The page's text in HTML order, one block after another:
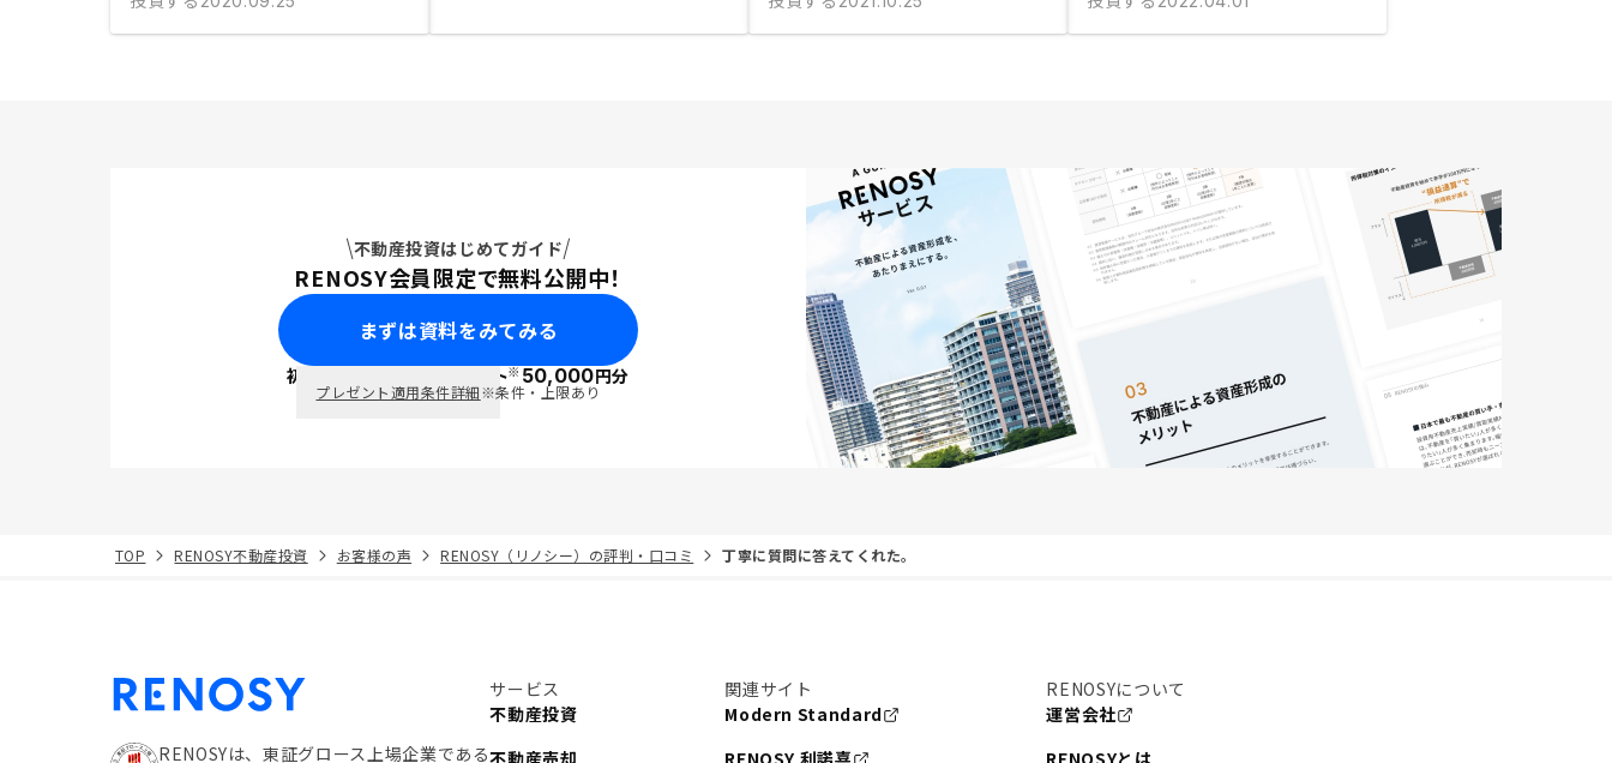
不動産投資はじめてガイド
RENOSY会員限定で無料公開中！
まずは資料をみてみる
初回面談で ポイント※50,000円分
プレゼント適用条件詳細※条件・上限あり
TOP RENOSY不動産投資 お客様の声 RENOSY（リノシー）の評判・口コミ 丁寧に質問に答えてくれた。
RENOSYは、東証グロース上場企業である
サービス
不動産投資
不動産売却
関連サイト
Modern Standard
RENOSY 利諾喜
RENOSYについて
運営会社
RENOSYとは